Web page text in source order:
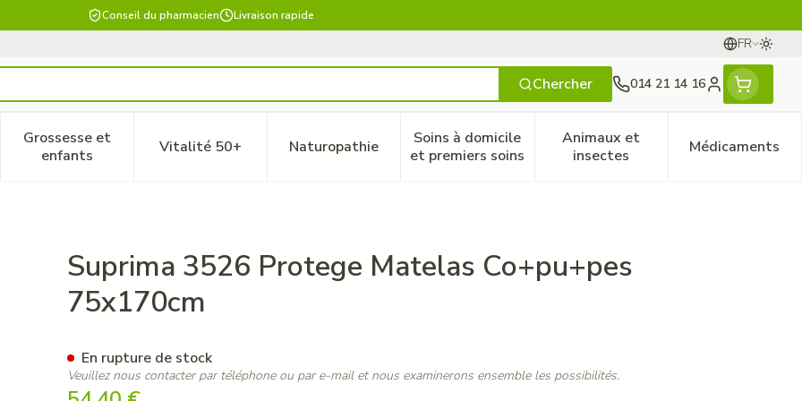
Conseil du pharmacien Livraison rapide
FR
Langues
Chercher 014 21 14 16
Menu client
Beauté, soins et hygiène
menu pour la catégorie Régime, alimentation & vitamines
Grossesse et
enfantsAfficher le sous-menu pour la catégorie Grossesse et enfants
Vitalité 50+Afficher le sous-menu pour la catégorie Vitalité 50+
NaturopathieAfficher le sous-menu pour la catégorie Naturopathie
Soins à domicile
et premiers soinsAfficher le sous-menu pour la catégorie Soins à
Animaux et
insectesAfficher le sous-menu pour
Médicaments
Afficher
Co+pu+pes 75x170cm
Suprima 3526 Protege Matelas Co+pu+pes
75x170cm
En rupture de stock
Veuillez nous contacter par téléphone ou par e-mail et nous examinerons ensemble les possibilités.